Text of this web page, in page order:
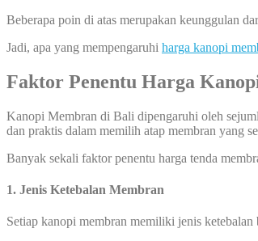
Beberapa poin di atas merupakan keunggulan
Jadi, apa yang mempengaruhi harga kanopi
Faktor Penentu Harga
Kanopi Membran di Bali dipengaruhi oleh
dan praktis dalam memilih atap membran yang
Banyak sekali faktor penentu harga tenda
1. Jenis Ketebalan Membran
Setiap kanopi membran memiliki jenis